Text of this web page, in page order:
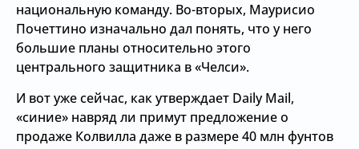
национальную команду. Во-вторых, Маурисио
Почеттино изначально дал понять, что у него
большие планы относительно этого
центрального защитника в «Челси».
И вот уже сейчас, как утверждает Daily Mail,
«синие» навряд ли примут предложение о
продаже Колвилла даже в размере 40 млн фунтов